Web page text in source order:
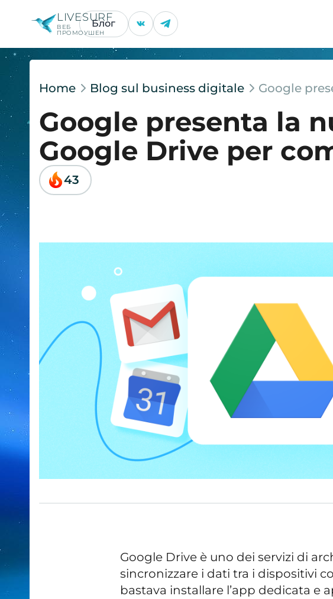
LIVESURF
ВЕБ
ПРОМОУШЕН
Блог
Home Blog sul business digitale Google
Google presenta la
Google Drive per
43
Google Drive è uno dei servizi di
sincronizzare i dati tra i dispositivi
bastava installare l’app dedicata e